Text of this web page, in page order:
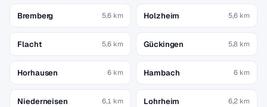
Bremberg 5,6 km Holzheim 5,6 km
Flacht 5,6 km Gückingen 5,8 km
Horhausen 6 km Hambach 6 km
Niederneisen 6,1 km Lohrheim 6,2 km